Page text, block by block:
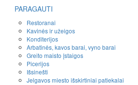
PARAGAUTI
Restoranai
Kavinės ir užeigos
Konditerijos
Arbatinės, kavos barai, vyno barai
Greito maisto įstaigos
Picerijos
Išsinešti
Jelgavos miesto išskirtiniai patiekalai